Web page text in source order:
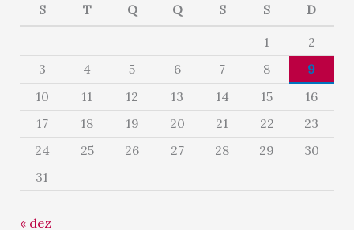
S T Q Q S S D
1
2
3
4 5 6 7 8
9
10
11 12 13 14 15
16
17
18 19 20 21 22
23
24
25 26 27 28 29
30
31
« dez